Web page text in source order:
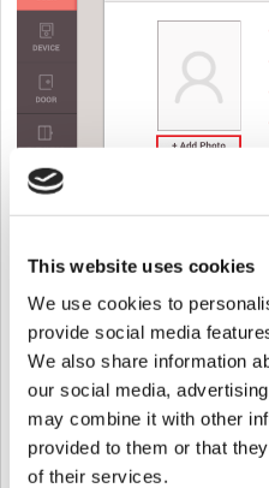
This website uses cookies
We use cookies to
provide social media
We also share information
our social media,
may combine it with other
provided to them or that
of their services.
ン」がチェックされているこ
ら）